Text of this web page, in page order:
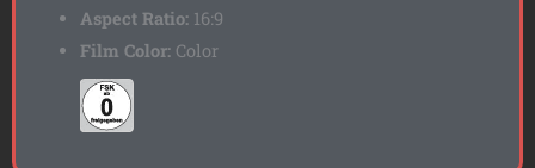
Aspect Ratio: 16:9
Film Color: Color